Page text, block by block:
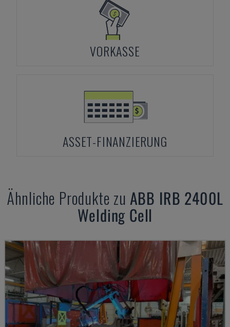
VORKASSE
ASSET-FINANZIERUNG
Ähnliche Produkte zu ABB IRB 2400L
Welding Cell